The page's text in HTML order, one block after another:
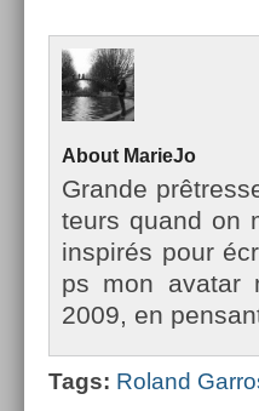
About MarieJo
Gran­de
teurs quand on
in­spirés pour
ps mon avatar
2009, en
Tags: Roland